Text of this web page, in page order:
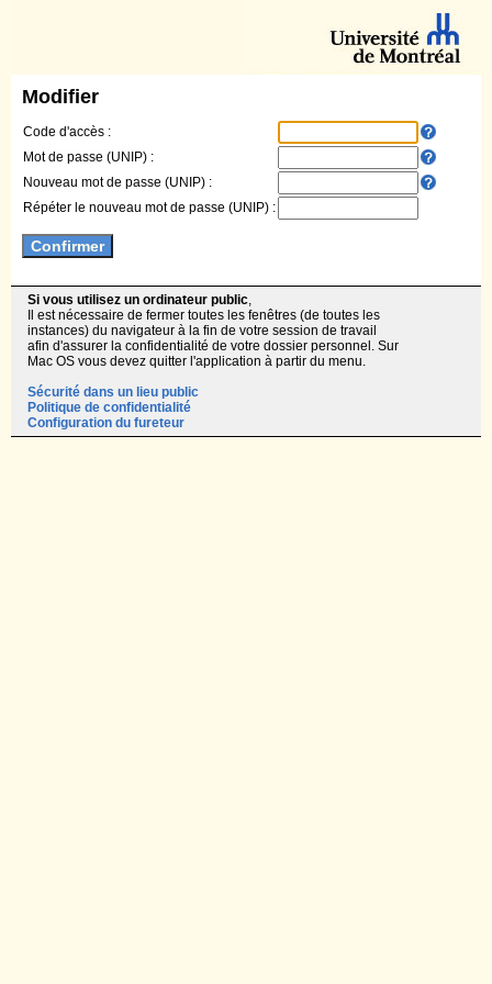
Modifier
Code d'accès :
Mot de passe (UNIP) :
Nouveau mot de passe (UNIP) :
Répéter le nouveau mot de passe (UNIP) :
Si vous utilisez un ordinateur public,
Il est nécessaire de fermer toutes les fenêtres (de toutes les
instances) du navigateur à la fin de votre session de travail
afin d'assurer la confidentialité de votre dossier personnel. Sur
Mac OS vous devez quitter l'application à partir du menu.
Sécurité dans un lieu public
Politique de confidentialité
Configuration du fureteur